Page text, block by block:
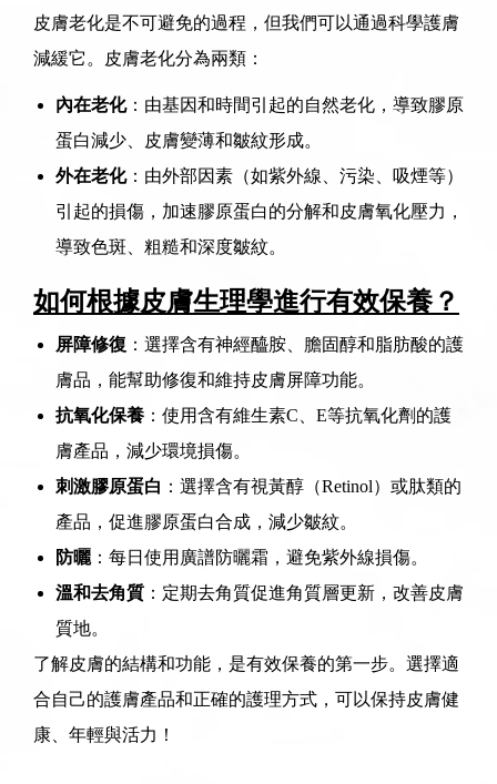
皮膚老化是不可避免的過程，但我們可以通過科學護膚
減緩它。皮膚老化分為兩類：
內在老化：由基因和時間引起的自然老化，導致膠原
蛋白減少、皮膚變薄和皺紋形成。
外在老化：由外部因素（如紫外線、污染、吸煙等）
引起的損傷，加速膠原蛋白的分解和皮膚氧化壓力，
導致色斑、粗糙和深度皺紋。
如何根據皮膚生理學進行有效保養？
屏障修復 ：選擇含有神經醯胺、膽固醇和脂肪酸的護
膚品，能幫助修復和維持皮膚屏障功能。
抗氧化保養 ：使用含有維生素C、E等抗氧化劑的護
膚產品，減少環境損傷。
刺激膠原蛋白 ：選擇含有視黃醇（Retinol）或肽類的
產品，促進膠原蛋白合成，減少皺紋。
防曬 ：每日使用廣譜防曬霜，避免紫外線損傷。
溫和去角質 ：定期去角質促進角質層更新，改善皮膚
質地。
了解皮膚的結構和功能，是有效保養的第一步。選擇適
合自己的護膚產品和正確的護理方式，可以保持皮膚健
康、年輕與活力！